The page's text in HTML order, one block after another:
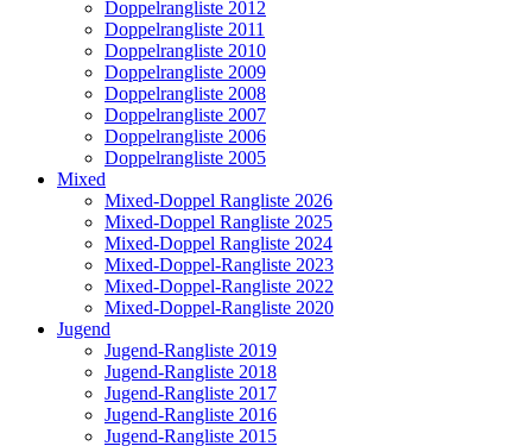
Doppelrangliste 2012
Doppelrangliste 2011
Doppelrangliste 2010
Doppelrangliste 2009
Doppelrangliste 2008
Doppelrangliste 2007
Doppelrangliste 2006
Doppelrangliste 2005
Mixed
Mixed-Doppel Rangliste 2026
Mixed-Doppel Rangliste 2025
Mixed-Doppel Rangliste 2024
Mixed-Doppel-Rangliste 2023
Mixed-Doppel-Rangliste 2022
Mixed-Doppel-Rangliste 2020
Jugend
Jugend-Rangliste 2019
Jugend-Rangliste 2018
Jugend-Rangliste 2017
Jugend-Rangliste 2016
Jugend-Rangliste 2015